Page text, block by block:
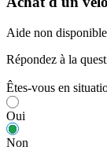
Aide non disponible
Répondez à la
Êtes-vous en
Oui
Non